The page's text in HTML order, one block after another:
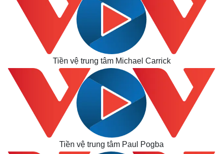
Cuộc sống đó đây
Hồ sơ
Multimedia
Video
Ảnh
E-Magazine
Infographic
Tiền vệ trung tâm Michael Carrick
Tiền vệ trung tâm Paul Pogba